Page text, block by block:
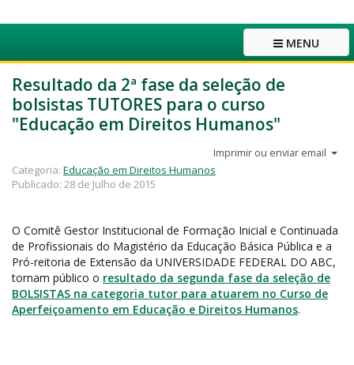
MENU
Resultado da 2ª fase da seleção de
bolsistas TUTORES para o curso
"Educação em Direitos Humanos"
Imprimir ou enviar email
Categoria: Educação em Direitos Humanos
Publicado: 28 de Julho de 2015
O Comitê Gestor Institucional de Formação Inicial e Continuada
de Profissionais do Magistério da Educação Básica Pública e a
Pró-reitoria de Extensão da UNIVERSIDADE FEDERAL DO ABC,
tornam público o resultado da segunda fase da seleção de
BOLSISTAS na categoria tutor para atuarem no Curso de
Aperfeiçoamento em Educação e Direitos Humanos.